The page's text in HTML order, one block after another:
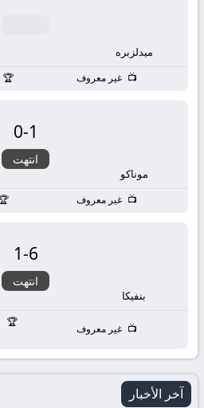
ميدلزبره
غير معروف
موناكو
1
-
0
انتهت
غير معروف
بنفيكا
6
-
1
انتهت
غير معروف
آخر الأخبار